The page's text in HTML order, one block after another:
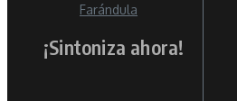
Farándula
¡Sintoniza ahora!